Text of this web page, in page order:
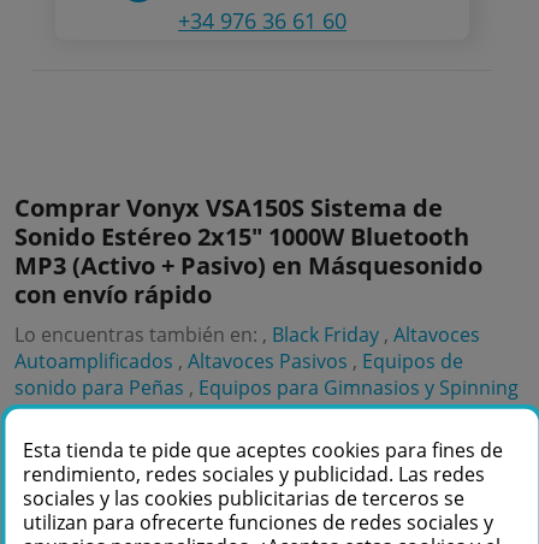
+34 976 36 61 60
Comprar Vonyx VSA150S Sistema de
Sonido Estéreo 2x15" 1000W Bluetooth
MP3 (Activo + Pasivo) en Másquesonido
con envío rápido
Lo encuentras también en: , Black Friday ,Altavoces
Autoamplificados ,Altavoces Pasivos , Equipos de
sonido para Peñas , Equipos para Gimnasios y Spinning
,Equipos de sonido para Fiestas,Altavoces Black Friday
,Equipos de sonido Black Friday,Altavoces
Amplificados 15 Pulgadas,Altavoces Fiesta ,Altavoces
Pasivos 15"
Esta tienda te pide que aceptes cookies para fines de
rendimiento, redes sociales y publicidad. Las redes
sociales y las cookies publicitarias de terceros se
utilizan para ofrecerte funciones de redes sociales y